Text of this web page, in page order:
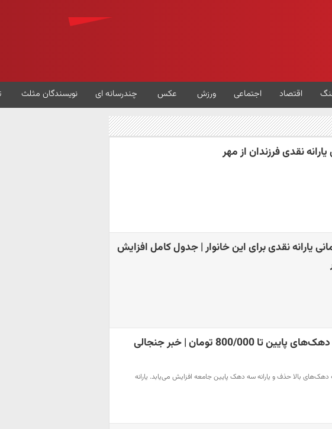
اقتصاد اجتماعی ورزش عکس چندرسانه ای نویسندگان مثلث
نقدی فرزندان از مهر
هزار تومانی یارانه نقدی برای این خانوار | جدول کامل افزایش
افزایش یارانه نقدی دهک‌های پایین تا 800/000 تومان | خبر جنجالی
دهک‌های بالا حذف و یارانه سه دهک پایین جامعه افزایش می‌یابد. یارانه